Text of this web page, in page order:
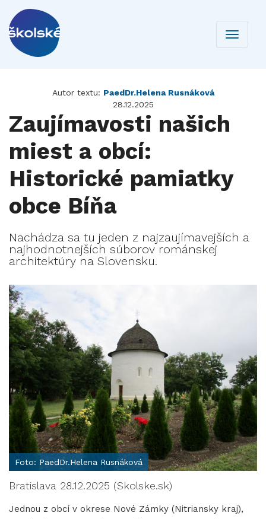
Toggle
Autor textu: PaedDr.Helena Rusnáková
28.12.2025
Zaujímavosti našich
miest a obcí:
Historické pamiatky
obce Bíňa
Nachádza sa tu jeden z najzaujímavejších a
najhodnotnejších súborov románskej
architektúry na Slovensku.
Foto: PaedDr.Helena Rusnáková
Bratislava 28.12.2025 (Skolske.sk)
Jednou z obcí v okrese Nové Zámky (Nitriansky kraj),